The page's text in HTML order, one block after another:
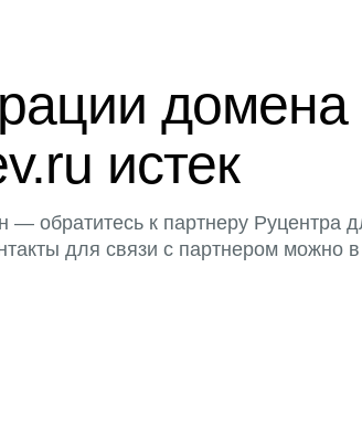
домена
истек
— обратитесь к партнеру Руцентра
для связи с партнером можно в